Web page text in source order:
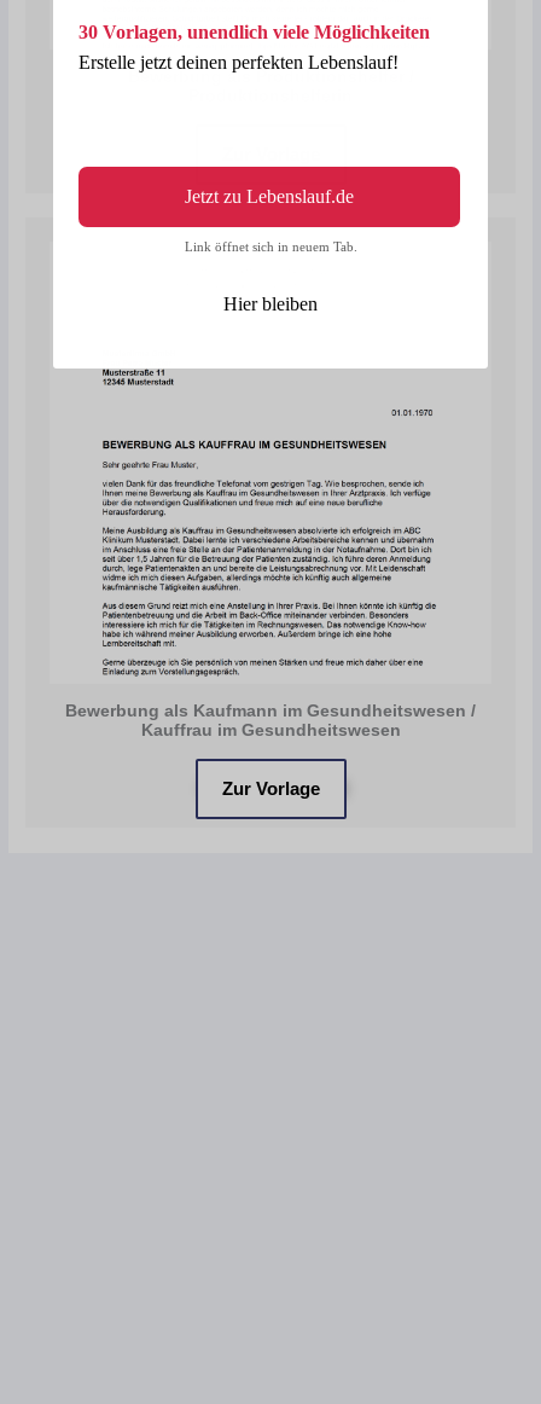
Bewerbung als Produktionshelfer /
Bewerbung als Kaufmann im Gesundheitswesen /
Kauffrau im Gesundheitswesen
Zur Vorlage
Link öffnet sich in neuem Tab.
Hier bleiben
30 Vorlagen, unendlich viele Möglichkeiten
Erstelle jetzt deinen perfekten Lebenslauf!
Jetzt zu Lebenslauf.de